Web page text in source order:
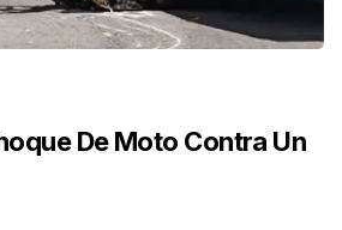
De Moto Contra Un